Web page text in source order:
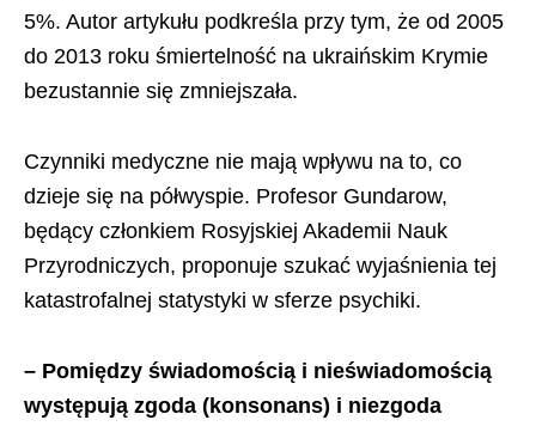
5%. Autor artykułu podkreśla przy tym, że od 2005
do 2013 roku śmiertelność na ukraińskim Krymie
bezustannie się zmniejszała.
Czynniki medyczne nie mają wpływu na to, co
dzieje się na półwyspie. Profesor Gundarow,
będący członkiem Rosyjskiej Akademii Nauk
Przyrodniczych, proponuje szukać wyjaśnienia tej
katastrofalnej statystyki w sferze psychiki.
– Pomiędzy świadomością i nieświadomością
występują zgoda (konsonans) i niezgoda